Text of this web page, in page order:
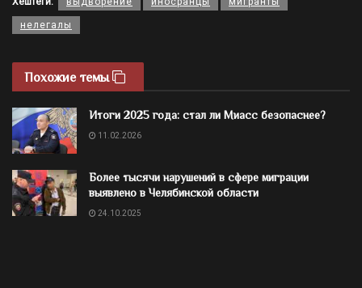
нелегалы
Похожие темы
Итоги 2025 года: стал ли Миасс безопаснее?
11.02.2026
Более тысячи нарушений в сфере миграции
выявлено в Челябинской области
24.10.2025